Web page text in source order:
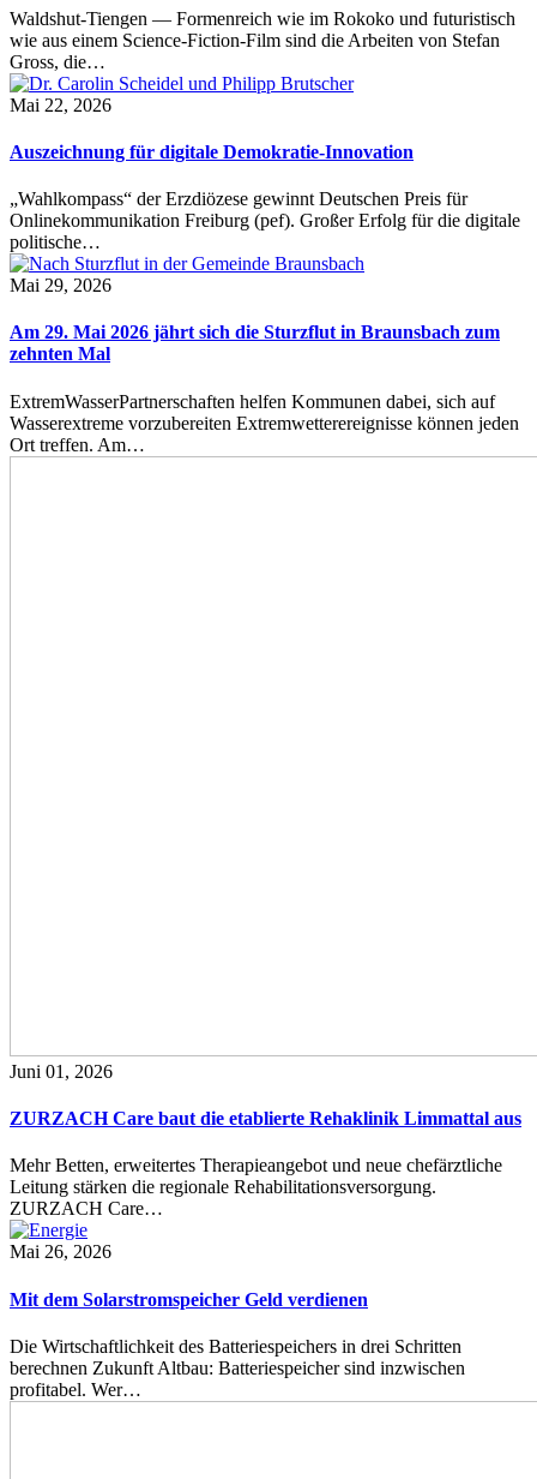
Waldshut-Tiengen — Formenreich wie im Rokoko und futuristisch
wie aus einem Science-Fiction-Film sind die Arbeiten von Stefan
Gross, die…
Mai 22, 2026
Auszeichnung für digitale Demokratie-Innovation
„Wahlkompass“ der Erzdiözese gewinnt Deutschen Preis für
Onlinekommunikation Freiburg (pef). Großer Erfolg für die digitale
politische…
Mai 29, 2026
Am 29. Mai 2026 jährt sich die Sturzflut in Braunsbach zum
zehnten Mal
ExtremWasserPartnerschaften helfen Kommunen dabei, sich auf
Wasserextreme vorzubereiten Extremwetterereignisse können jeden
Ort treffen. Am…
Juni 01, 2026
ZURZACH Care baut die etablierte Rehaklinik Limmattal aus
Mehr Betten, erweitertes Therapieangebot und neue chefärztliche
Leitung stärken die regionale Rehabilitationsversorgung.
ZURZACH Care…
Mai 26, 2026
Mit dem Solarstromspeicher Geld verdienen
Die Wirtschaftlichkeit des Batteriespeichers in drei Schritten
berechnen Zukunft Altbau: Batteriespeicher sind inzwischen
profitabel. Wer…